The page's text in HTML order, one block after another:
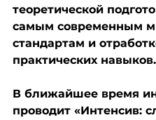
теоретической
самым современным
стандартам и
практических навыков.
В ближайшее время
проводит «Интенсив: